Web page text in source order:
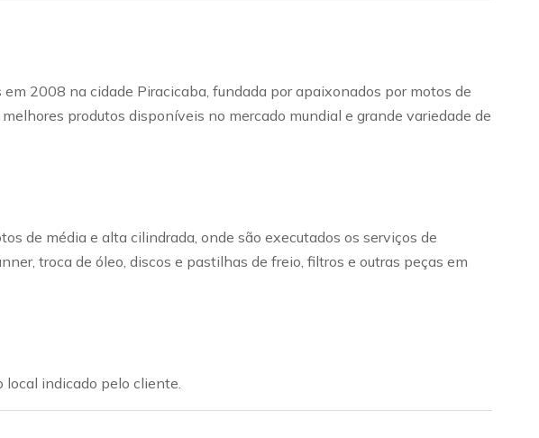
2008 na cidade Piracicaba, fundada por apaixonados por motos de
produtos disponíveis no mercado mundial e grande variedade de
de média e alta cilindrada, onde são executados os serviços de
troca de óleo, discos e pastilhas de freio, filtros e outras peças em
local indicado pelo cliente.